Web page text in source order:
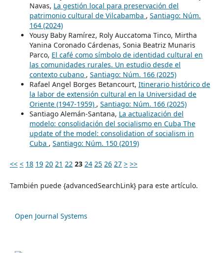
Navas, La gestión local para preservación del
patrimonio cultural de Vilcabamba , Santiago: Núm.
164 (2024)
Yousy Baby Ramírez, Roly Auccatoma Tinco, Mirtha
Yanina Coronado Cárdenas, Sonia Beatriz Munaris
Parco, El café como símbolo de identidad cultural en
las comunidades rurales. Un estudio desde el
contexto cubano , Santiago: Núm. 166 (2025)
Rafael Angel Borges Betancourt, Itinerario histórico de
la labor de extensión cultural en la Universidad de
Oriente (1947-1959) , Santiago: Núm. 166 (2025)
Santiago Alemán-Santana, La actualización del
modelo: consolidación del socialismo en Cuba The
update of the model: consolidation of socialism in
Cuba , Santiago: Núm. 150 (2019)
<< < 18 19 20 21 22 23 24 25 26 27 > >>
También puede {advancedSearchLink} para este artículo.
Open Journal Systems